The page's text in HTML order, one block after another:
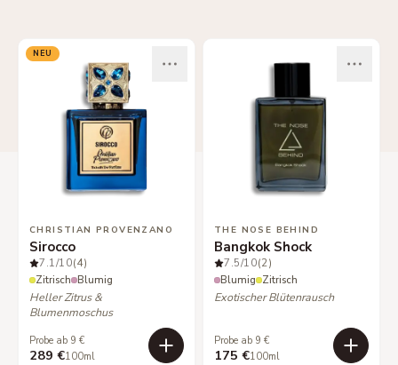
NEU
CHRISTIAN PROVENZANO
Sirocco
7.1/10(4)
Zitrisch Blumig
Heller Zitrus &
Blumenmoschus
Probe ab 9 €
289 €100ml
THE NOSE BEHIND
Bangkok Shock
7.5/10(2)
Blumig Zitrisch
Exotischer Blütenrausch
Probe ab 9 €
175 €100ml